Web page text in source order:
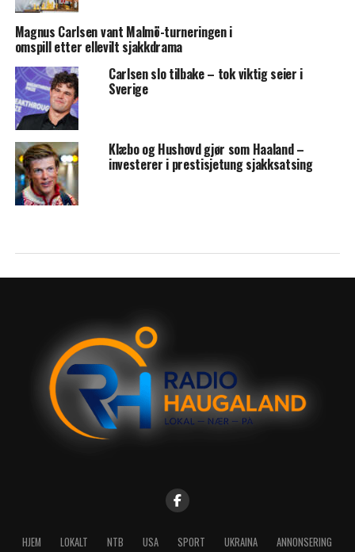
Magnus Carlsen vant Malmö-turneringen i
omspill etter ellevilt sjakkdrama
Carlsen slo tilbake – tok viktig seier i
Sverige
Klæbo og Hushovd gjør som Haaland –
investerer i prestisjetung sjakksatsing
HJEM LOKALT NTB USA SPORT UKRAINA ANNONSERING